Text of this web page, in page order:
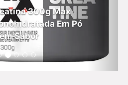
300g Max
Em Pó
Sabor